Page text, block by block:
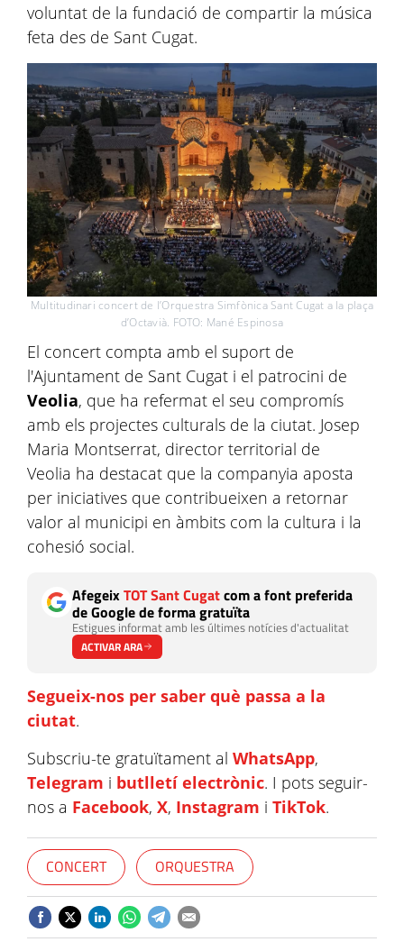
voluntat de la fundació de compartir la música
feta des de Sant Cugat.
Multitudinari concert de l’Orquestra Simfònica Sant Cugat a la plaça
d’Octavià. FOTO: Mané Espinosa
El concert compta amb el suport de
l'Ajuntament de Sant Cugat i el patrocini de
Veolia, que ha refermat el seu compromís
amb els projectes culturals de la ciutat. Josep
Maria Montserrat, director territorial de
Veolia ha destacat que la companyia aposta
per iniciatives que contribueixen a retornar
valor al municipi en àmbits com la cultura i la
cohesió social.
AfegeixTOT Sant Cugatcom a font preferida
de Google de forma gratuïta
Estigues informat amb les últimes notícies d'actualitat
ACTIVAR ARA
Segueix-nos per saber què passa a la
ciutat.
Subscriu-te gratuïtament al WhatsApp,
Telegram i butlletí electrònic. I pots seguir-
nos a Facebook, X, Instagram i TikTok.
CONCERT ORQUESTRA